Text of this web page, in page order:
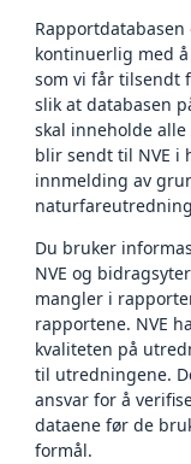
kontinuerlig med
som vi får tilsendt
slik at databasen
skal inneholde
blir sendt til NVE i
innmelding av
Du bruker
NVE og
mangler i
rapportene. NVE
kvaliteten på
til utredningene.
ansvar for å
dataene før de
formål.